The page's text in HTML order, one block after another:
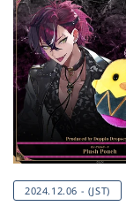
2024.12.06 - (JST)